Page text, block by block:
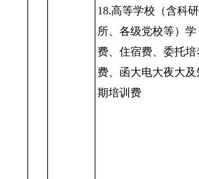
18.高等学校（含科
所、各级党校等）学
费、住宿费、委托培
费、函大电大夜大及
期培训费